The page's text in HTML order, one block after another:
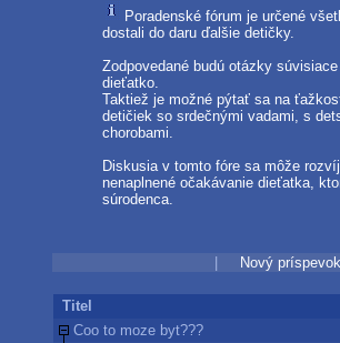
Poradenské fórum je určené
dostali do daru ďalšie detičky.
Zodpovedané budú otázky
dieťatko.
Taktiež je možné pýtať sa na
detičiek so srdečnými vadami, s
chorobami.
Diskusia v tomto fóre sa môže
nenaplnené očakávanie dieťatka,
súrodenca.
Nový príspevok
Titel
Coo to moze byt???